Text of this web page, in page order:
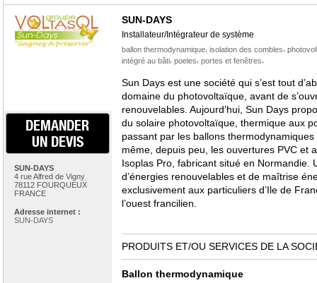
DEMANDER
UN DEVIS
SUN-DAYS
4 rue Alfred de Vigny
78112 FOURQUEUX
FRANCE
Adresse internet :
SUN-DAYS
SUN-DAYS
Installateur/Intégrateur de système
ballon thermodynamique, isolation des combles
intégré au bâti, poeles portes et fenêtres
Sun Days est une société qui s’est tout
domaine du photovoltaïque, avant de
renouvelables. Aujourd’hui, Sun Days
du solaire photovoltaïque, thermique aux
passant par les ballons thermodynamiques
même, depuis peu, les ouvertures PVC et
Isoplas Pro, fabricant situé en Normandie.
d’énergies renouvelables et de maîtrise
exclusivement aux particuliers d’Ile de
l’ouest francilien.
PRODUITS ET/OU SERVICES DE LA
Ballon thermodynamique